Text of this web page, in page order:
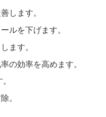
します。
ルを下げます。
ます。
の効率を高めます。
。